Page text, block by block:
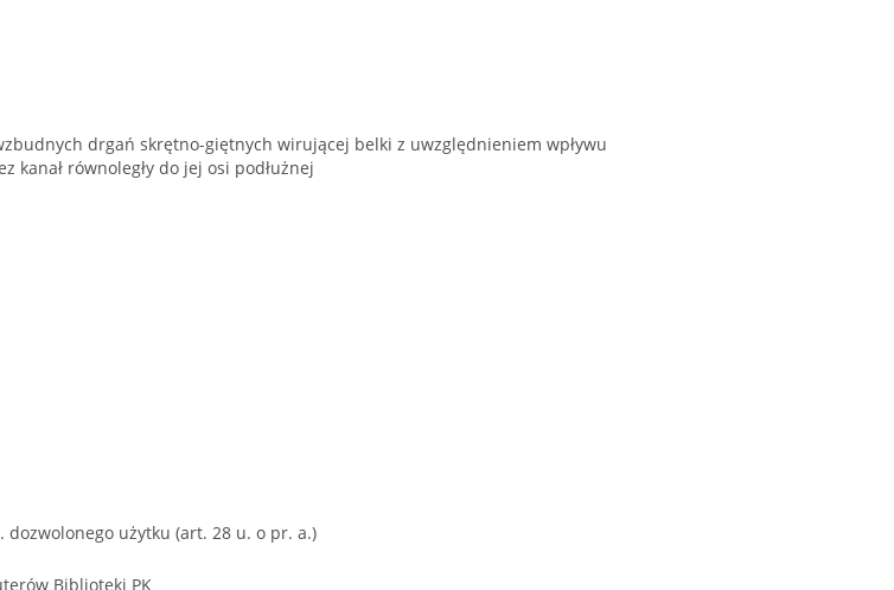
drgań skrętno-giętnych wirującej belki z uwzględnieniem wpływu
kanał równoległy do jej osi podłużnej
użytku (art. 28 u. o pr. a.)
Biblioteki PK